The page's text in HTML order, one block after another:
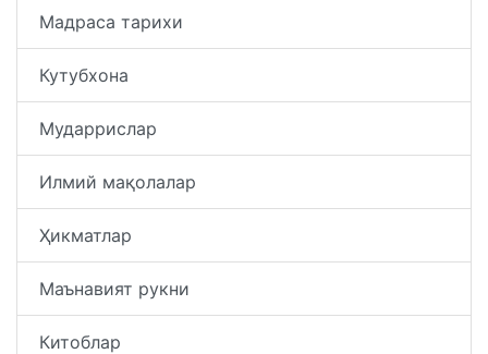
Мадраса тарихи
Кутубхона
Мударрислар
Илмий мақолалар
Ҳикматлар
Маънавият рукни
Китоблар